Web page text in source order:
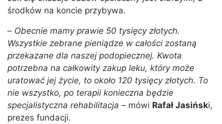
środków na koncie przybywa.
– Obecnie mamy prawie 50 tysięcy złotych.
Wszystkie zebrane pieniądze w całości zostaną
przekazane dla naszej podopiecznej. Kwota
potrzebna na całkowity zakup leku, który może
uratować jej życie, to około 120 tysięcy złotych. To
nie wszystko, po terapii konieczna będzie
specjalistyczna rehabilitacja – mówi Rafał Jasiński,
prezes fundacji.